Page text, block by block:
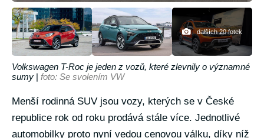
dalších 20 fotek
Volkswagen T-Roc je jeden z vozů, které zlevnily o významné
sumy | foto: Se svolením VW
Menší rodinná SUV jsou vozy, kterých se v České
republice rok od roku prodává stále více. Jednotlivé
automobilky proto nyní vedou cenovou válku, díky níž